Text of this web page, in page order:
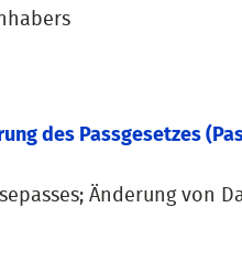
des Passgesetzes
Änderung von